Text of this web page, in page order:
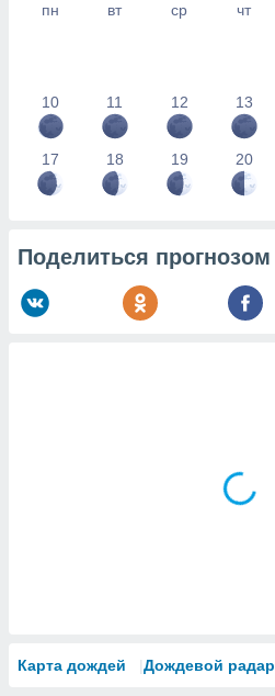
пн вт ср чт
10 11 12 13
17 18 19 20
Поделиться прогнозом
Карта дождей Дождевой радар